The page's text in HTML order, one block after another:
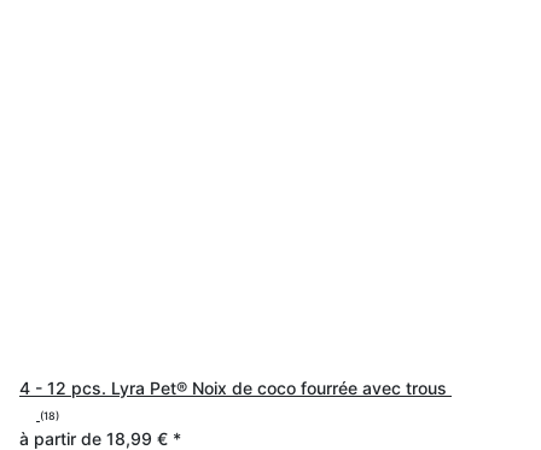
4 - 12 pcs. Lyra Pet® Noix de coco fourrée avec trous
(18)
à partir de 18,99 € *